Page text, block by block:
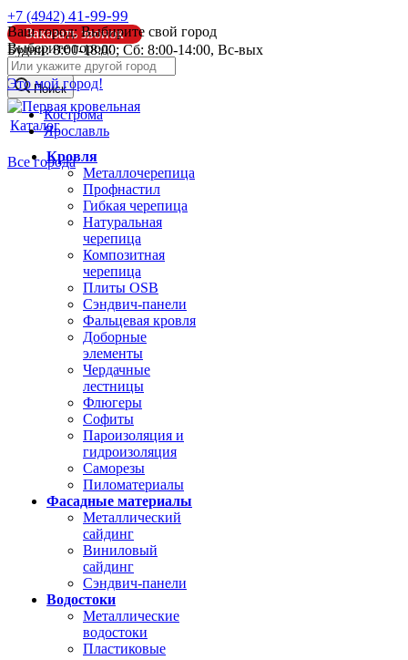
Ваш город: Выбирите свой город
Выберите город:
Это мой город!
Кострома
Ярославль
Все города
+7 (4942) 41-99-99
Заказать звонок
Будни: 8:00-18:00; Сб: 8:00-14:00, Вс-вых
info@pk44.ru
Поиск
Каталог
Кровля
Металлочерепица
Профнастил
Гибкая черепица
Натуральная
черепица
Композитная
черепица
Плиты OSB
Сэндвич-панели
Фальцевая кровля
Доборные
элементы
Чердачные
лестницы
Флюгеры
Софиты
Пароизоляция и
гидроизоляция
Саморезы
Пиломатериалы
Фасадные материалы
Металлический
сайдинг
Виниловый
сайдинг
Сэндвич-панели
Водостоки
Металлические
водостоки
Пластиковые